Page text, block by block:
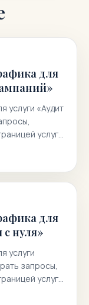
для
услуги «Аудит
услуги
для
нуля»
услуги
запросы,
услуги